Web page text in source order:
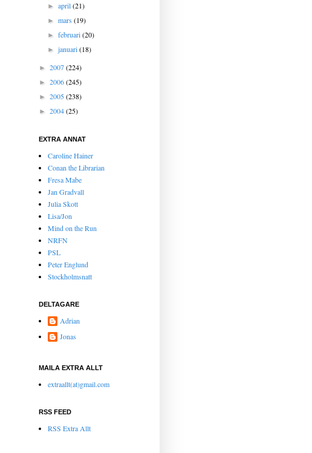
►april(21)
►mars(19)
►februari(20)
►januari(18)
► 2007(224)
► 2006(245)
► 2005(238)
► 2004(25)
EXTRA ANNAT
Caroline Hainer
Conan the Librarian
Fresa Mabe
Jan Gradvall
Julia Skott
Lisa/Jon
Mind on the Run
NRFN
PSL
Peter Englund
Stockholmsnatt
DELTAGARE
Adrian
Jonas
MAILA EXTRA ALLT
extraallt(at)gmail.com
RSS FEED
RSS Extra Allt